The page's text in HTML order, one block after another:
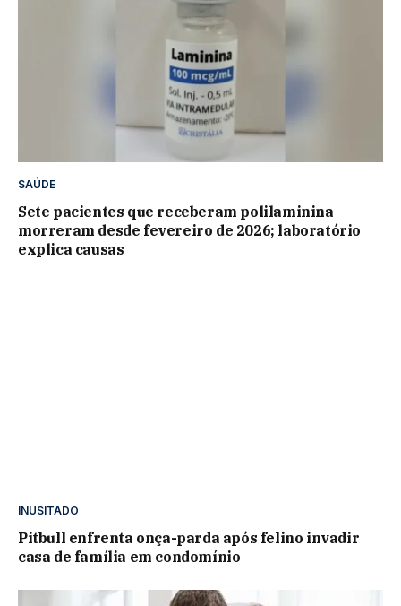
SAÚDE
Sete pacientes que receberam polilaminina
morreram desde fevereiro de 2026; laboratório
explica causas
INUSITADO
Pitbull enfrenta onça-parda após felino invadir
casa de família em condomínio